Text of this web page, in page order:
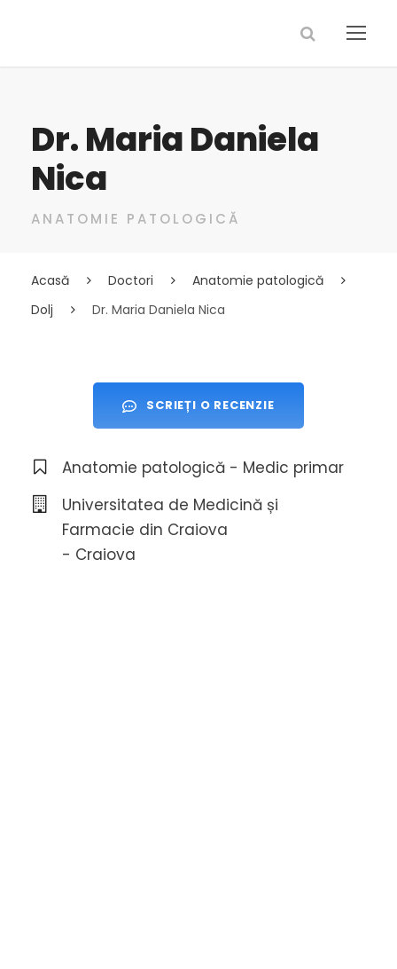
Dr. Maria Daniela
Nica
ANATOMIE PATOLOGICĂ
Acasă Doctori
Anatomie patologică
Dolj
Dr. Maria Daniela Nica
SCRIEȚI O RECENZIE
Anatomie patologică - Medic primar
Universitatea de Medicină și
Farmacie din Craiova
- Craiova